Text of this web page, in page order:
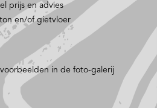
prijs en advies
en/of gietvloer
in de foto-galerij